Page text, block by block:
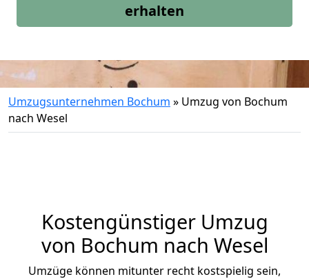
erhalten
Umzugsunternehmen Bochum » Umzug von Bochum
nach Wesel
Kostengünstiger Umzug
von Bochum nach Wesel
Umzüge können mitunter recht kostspielig sein,